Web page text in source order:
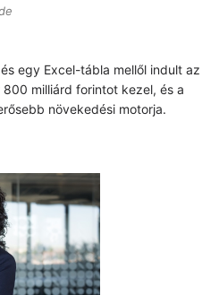
egy Excel-tábla mellől indult az
milliárd forintot kezel, és a
növekedési motorja.